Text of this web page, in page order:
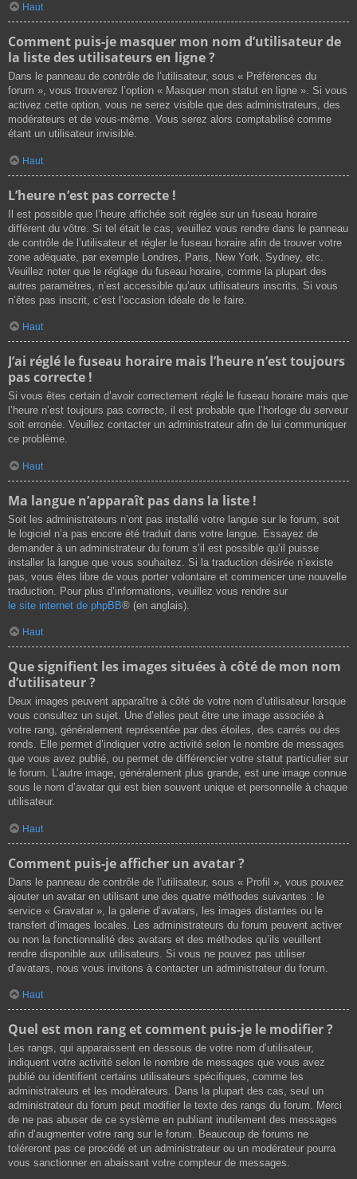
Haut
Comment puis-je masquer mon nom d’utilisateur de
la liste des utilisateurs en ligne ?
Dans le panneau de contrôle de l’utilisateur, sous « Préférences du
forum », vous trouverez l’option « Masquer mon statut en ligne ». Si vous
activez cette option, vous ne serez visible que des administrateurs, des
modérateurs et de vous-même. Vous serez alors comptabilisé comme
étant un utilisateur invisible.
Haut
L’heure n’est pas correcte !
Il est possible que l’heure affichée soit réglée sur un fuseau horaire
différent du vôtre. Si tel était le cas, veuillez vous rendre dans le panneau
de contrôle de l’utilisateur et régler le fuseau horaire afin de trouver votre
zone adéquate, par exemple Londres, Paris, New York, Sydney, etc.
Veuillez noter que le réglage du fuseau horaire, comme la plupart des
autres paramètres, n’est accessible qu’aux utilisateurs inscrits. Si vous
n’êtes pas inscrit, c’est l’occasion idéale de le faire.
Haut
J’ai réglé le fuseau horaire mais l’heure n’est toujours
pas correcte !
Si vous êtes certain d’avoir correctement réglé le fuseau horaire mais que
l’heure n’est toujours pas correcte, il est probable que l’horloge du serveur
soit erronée. Veuillez contacter un administrateur afin de lui communiquer
ce problème.
Haut
Ma langue n’apparaît pas dans la liste !
Soit les administrateurs n’ont pas installé votre langue sur le forum, soit
le logiciel n’a pas encore été traduit dans votre langue. Essayez de
demander à un administrateur du forum s’il est possible qu’il puisse
installer la langue que vous souhaitez. Si la traduction désirée n’existe
pas, vous êtes libre de vous porter volontaire et commencer une nouvelle
traduction. Pour plus d’informations, veuillez vous rendre sur
le site internet de phpBB® (en anglais).
Haut
Que signifient les images situées à côté de mon nom
d’utilisateur ?
Deux images peuvent apparaître à côté de votre nom d’utilisateur lorsque
vous consultez un sujet. Une d’elles peut être une image associée à
votre rang, généralement représentée par des étoiles, des carrés ou des
ronds. Elle permet d’indiquer votre activité selon le nombre de messages
que vous avez publié, ou permet de différencier votre statut particulier sur
le forum. L’autre image, généralement plus grande, est une image connue
sous le nom d’avatar qui est bien souvent unique et personnelle à chaque
utilisateur.
Haut
Comment puis-je afficher un avatar ?
Dans le panneau de contrôle de l’utilisateur, sous « Profil », vous pouvez
ajouter un avatar en utilisant une des quatre méthodes suivantes : le
service « Gravatar », la galerie d’avatars, les images distantes ou le
transfert d’images locales. Les administrateurs du forum peuvent activer
ou non la fonctionnalité des avatars et des méthodes qu’ils veuillent
rendre disponible aux utilisateurs. Si vous ne pouvez pas utiliser
d’avatars, nous vous invitons à contacter un administrateur du forum.
Haut
Quel est mon rang et comment puis-je le modifier ?
Les rangs, qui apparaissent en dessous de votre nom d’utilisateur,
indiquent votre activité selon le nombre de messages que vous avez
publié ou identifient certains utilisateurs spécifiques, comme les
administrateurs et les modérateurs. Dans la plupart des cas, seul un
administrateur du forum peut modifier le texte des rangs du forum. Merci
de ne pas abuser de ce système en publiant inutilement des messages
afin d’augmenter votre rang sur le forum. Beaucoup de forums ne
toléreront pas ce procédé et un administrateur ou un modérateur pourra
vous sanctionner en abaissant votre compteur de messages.